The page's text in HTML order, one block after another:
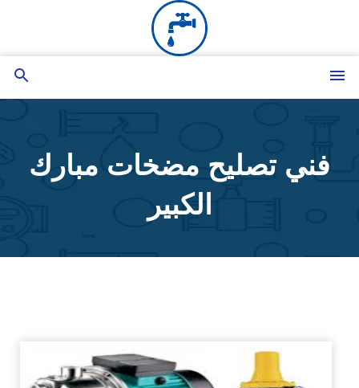
المحتوى
فني تصليح مضخات مبارك
الكبير